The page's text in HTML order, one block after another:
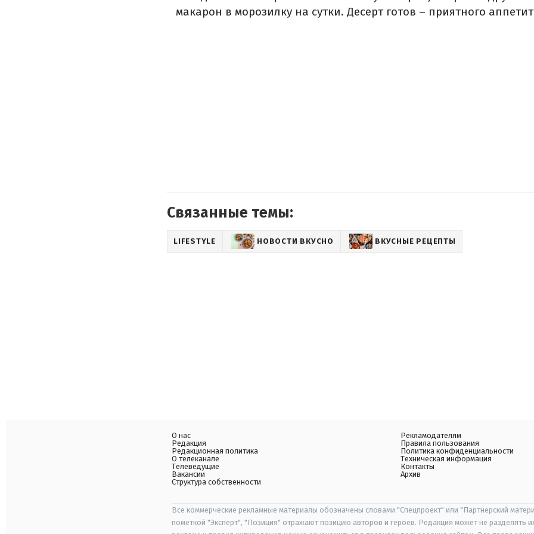
макарон в морозилку на сутки. Десерт готов – приятного
Связанные темы:
LIFESTYLE НОВОСТИ ВКУСНО ВКУСНЫЕ РЕЦЕПТЫ
О нас
Редакция
Редакционная политика
О телеканале
Телеведущие
Вакансии
Структура собственности
Рекламодателям
Правила пользования
Политика конфиденциальности
Техническая информация
Контакты
Архив
Все коммерческие рекламные материалы обозначены словами "Спецпроект" или "Партнерский
пометкой "Эксперт", "Позиция" отражают позицию авторов и героев. Редакция может не разделять